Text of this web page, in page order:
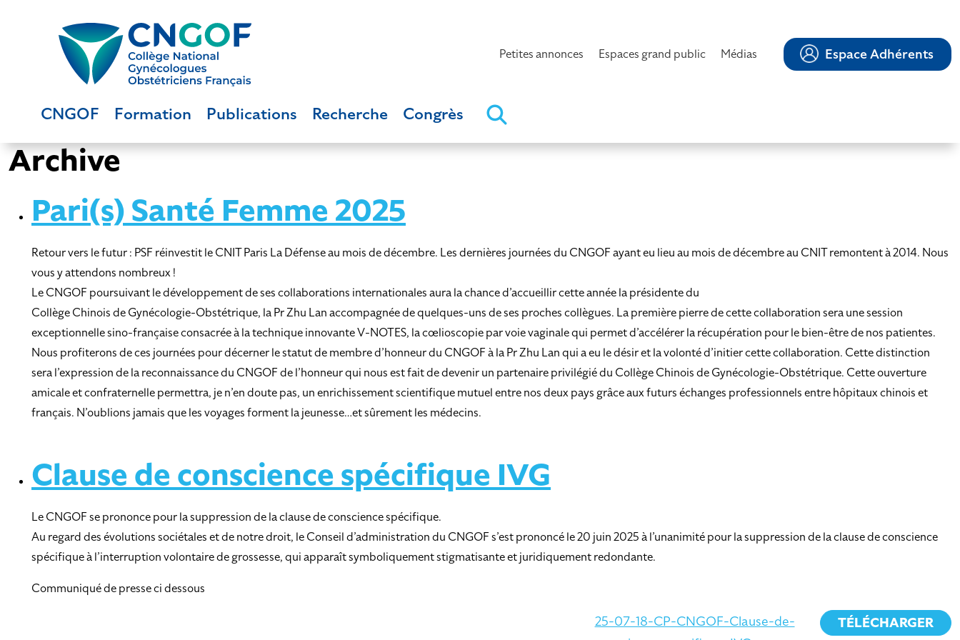
Petites annonces Espaces grand public Médias Espace Adhérents
CNGOF Formation Publications Recherche Congrès
Archive
Pari(s) Santé Femme 2025
Retour vers le futur : PSF réinvestit le CNIT Paris La Défense au mois de décembre. Les dernières journées du CNGOF ayant eu lieu au mois de décembre au CNIT remontent à 2014. Nous
vous y attendons nombreux !
Le CNGOF poursuivant le développement de ses collaborations internationales aura la chance d’accueillir cette année la présidente du
Collège Chinois de Gynécologie-Obstétrique, la Pr Zhu Lan accompagnée de quelques-uns de ses proches collègues. La première pierre de cette collaboration sera une session
exceptionnelle sino-française consacrée à la technique innovante V-NOTES, la cœlioscopie par voie vaginale qui permet d’accélérer la récupération pour le bien-être de nos patientes.
Nous profiterons de ces journées pour décerner le statut de membre d’honneur du CNGOF à la Pr Zhu Lan qui a eu le désir et la volonté d’initier cette collaboration. Cette distinction
sera l’expression de la reconnaissance du CNGOF de l’honneur qui nous est fait de devenir un partenaire privilégié du Collège Chinois de Gynécologie-Obstétrique. Cette ouverture
amicale et confraternelle permettra, je n’en doute pas, un enrichissement scientifique mutuel entre nos deux pays grâce aux futurs échanges professionnels entre hôpitaux chinois et
français. N’oublions jamais que les voyages forment la jeunesse…et sûrement les médecins.
Clause de conscience spécifique IVG
Le CNGOF se prononce pour la suppression de la clause de conscience spécifique.
Au regard des évolutions sociétales et de notre droit, le Conseil d’administration du CNGOF s’est prononcé le 20 juin 2025 à l’unanimité pour la suppression de la clause de conscience
spécifique à l’interruption volontaire de grossesse, qui apparaît symboliquement stigmatisante et juridiquement redondante.
Communiqué de presse ci dessous
25-07-18-CP-CNGOF-Clause-de-
TÉLÉCHARGER